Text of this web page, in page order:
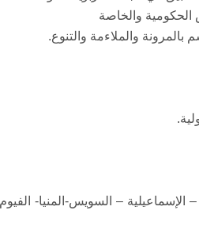
والملاءمة والتنوع.
– الإسماعيلية – السويس-